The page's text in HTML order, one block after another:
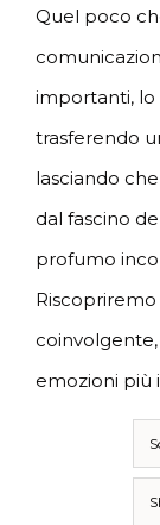
Quel poco
importanti, lo
trasferendo
lasciando
dal fascino
profumo
emozioni più